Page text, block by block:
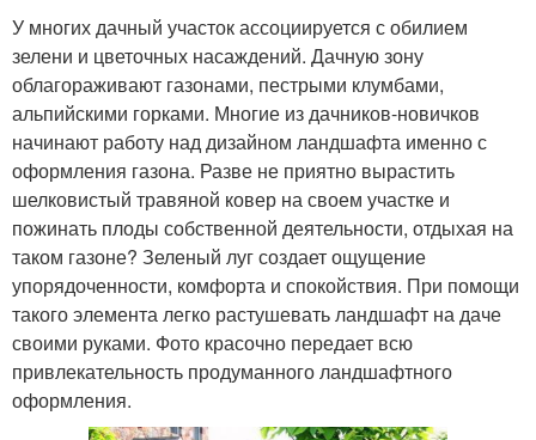
У многих дачный участок ассоциируется с обилием
зелени и цветочных насаждений. Дачную зону
облагораживают газонами, пестрыми клумбами,
альпийскими горками. Многие из дачников-новичков
начинают работу над дизайном ландшафта именно с
оформления газона. Разве не приятно вырастить
шелковистый травяной ковер на своем участке и
пожинать плоды собственной деятельности, отдыхая на
таком газоне? Зеленый луг создает ощущение
упорядоченности, комфорта и спокойствия. При помощи
такого элемента легко растушевать ландшафт на даче
своими руками. Фото красочно передает всю
привлекательность продуманного ландшафтного
оформления.